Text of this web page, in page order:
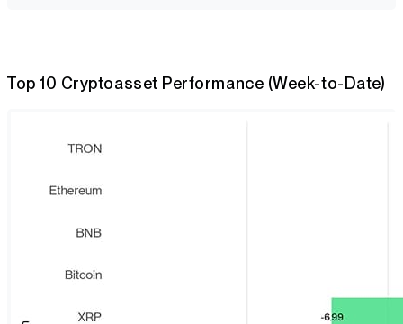
Top 10 Cryptoasset Performance (Week-to-Date)